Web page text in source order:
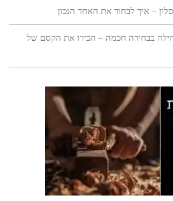
– איך לבחור את האחד הנכון
בבחירה חכמה – הכירו את הקסם של